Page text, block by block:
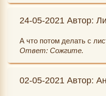
24-05-2021 Автор:
А что потом делать с
Ответ: Сожгите.
02-05-2021 Автор: